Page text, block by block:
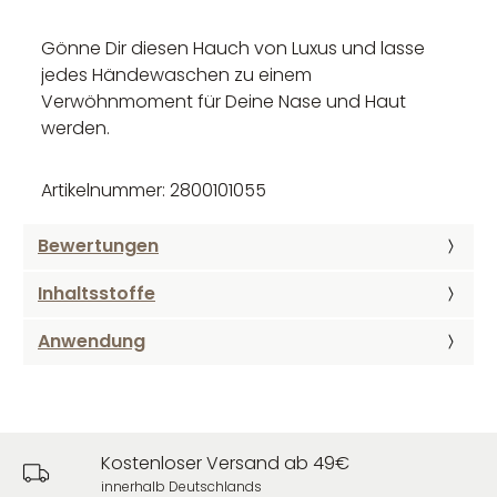
Gönne Dir diesen Hauch von Luxus und lasse
jedes Händewaschen zu einem
Verwöhnmoment für Deine Nase und Haut
werden.
Artikelnummer: 2800101055
Bewertungen
Inhaltsstoffe
Anwendung
Kostenloser Versand ab 49€
innerhalb Deutschlands